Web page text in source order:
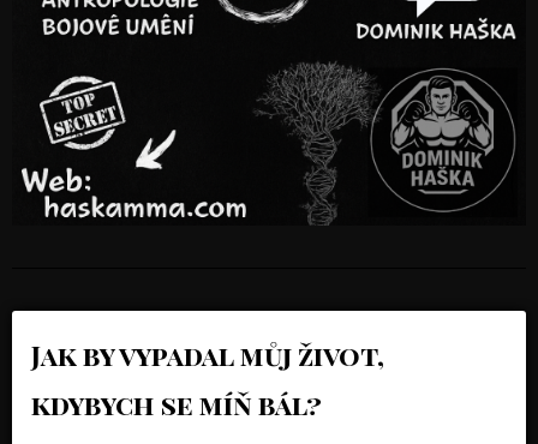
Jak by vypadal můj život,
kdybych se míň bál?